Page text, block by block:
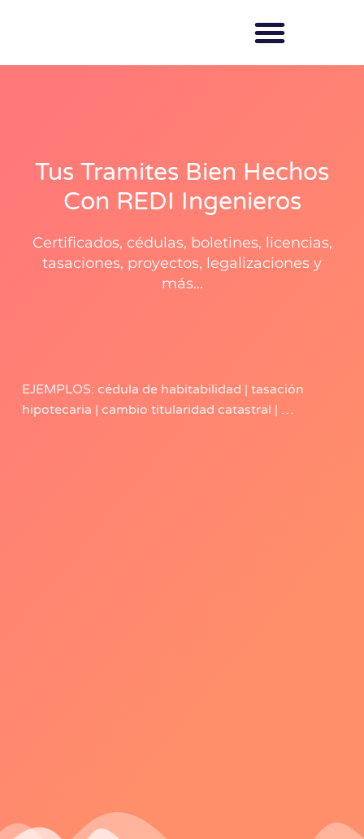
al
Tus Tramites Bien Hechos
Con REDI Ingenieros
Certificados, cédulas, boletines, licencias,
tasaciones, proyectos, legalizaciones y
más…
EJEMPLOS: cédula de habitabilidad | tasación
hipotecaria | cambio titularidad catastral | …